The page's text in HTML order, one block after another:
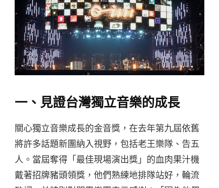
一、見證台灣獨立音樂的成長
關心獨立音樂成長的金音獎，在去年第九屆依舊
將許多話題新團納入視野，包括老王樂隊、告五
人。當屆奪得「最佳現場演出獎」的血肉果汁機
戴著招牌豬頭領獎，他們熟練地排隊站好，輪流